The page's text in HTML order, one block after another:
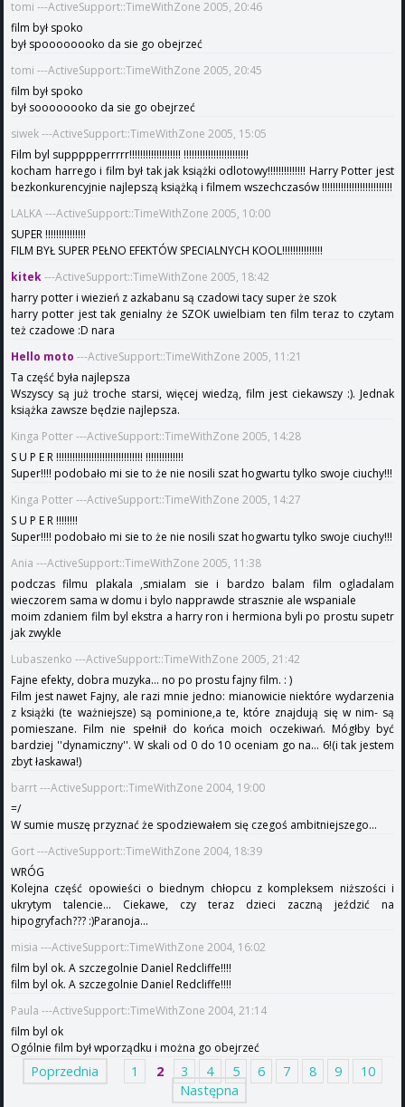
tomi ---ActiveSupport::TimeWithZone 2005, 20:46
film był spoko
był spoooooooko da sie go obejrzeć
tomi ---ActiveSupport::TimeWithZone 2005, 20:45
film był spoko
był soooooooko da sie go obejrzeć
siwek ---ActiveSupport::TimeWithZone 2005, 15:05
Film byl suppppperrrrr!!!!!!!!!!!!!!!!!!! !!!!!!!!!!!!!!!!!!!!!!!!
kocham harrego i film był tak jak książki odlotowy!!!!!!!!!!!!!! Harry Potter jest
bezkonkurencyjnie najlepszą książką i filmem wszechczasów !!!!!!!!!!!!!!!!!!!!!!!!!!
LALKA ---ActiveSupport::TimeWithZone 2005, 10:00
SUPER !!!!!!!!!!!!!!!
FILM BYŁ SUPER PEŁNO EFEKTÓW SPECIALNYCH KOOL!!!!!!!!!!!!!!!
kitek---ActiveSupport::TimeWithZone 2005, 18:42
harry potter i wiezień z azkabanu są czadowi tacy super że szok
harry potter jest tak genialny że SZOK uwielbiam ten film teraz to czytam
też czadowe :D nara
Hello moto ---ActiveSupport::TimeWithZone 2005, 11:21
Ta część była najlepsza
Wszyscy są już troche starsi, więcej wiedzą, film jest ciekawszy :). Jednak
książka zawsze będzie najlepsza.
Kinga Potter ---ActiveSupport::TimeWithZone 2005, 14:28
S U P E R !!!!!!!!!!!!!!!!!!!!!!!!!!!!!!!! !!!!!!!!!!!!!!
Super!!!! podobało mi sie to że nie nosili szat hogwartu tylko swoje ciuchy!!!
Kinga Potter ---ActiveSupport::TimeWithZone 2005, 14:27
S U P E R !!!!!!!!
Super!!!! podobało mi sie to że nie nosili szat hogwartu tylko swoje ciuchy!!!
Ania ---ActiveSupport::TimeWithZone 2005, 11:38
podczas filmu plakala ,smialam sie i bardzo balam film ogladalam
wieczorem sama w domu i bylo napprawde strasznie ale wspaniale
moim zdaniem film byl ekstra a harry ron i hermiona byli po prostu supetr
jak zwykle
Lubaszenko ---ActiveSupport::TimeWithZone 2005, 21:42
Fajne efekty, dobra muzyka... no po prostu fajny film. : )
Film jest nawet Fajny, ale razi mnie jedno: mianowicie niektóre wydarzenia
z książki (te ważniejsze) są pominione,a te, które znajdują się w nim- są
pomieszane. Film nie spełnił do końca moich oczekiwań. Mógłby być
bardziej ''dynamiczny''. W skali od 0 do 10 oceniam go na... 6!(i tak jestem
zbyt łaskawa!)
barrt ---ActiveSupport::TimeWithZone 2004, 19:00
=/
W sumie muszę przyznać że spodziewałem się czegoś ambitniejszego...
Gort ---ActiveSupport::TimeWithZone 2004, 18:39
WRÓG
Kolejna część opowieści o biednym chłopcu z kompleksem niższości i
ukrytym talencie... Ciekawe, czy teraz dzieci zaczną jeździć na
hipogryfach??? :)Paranoja...
misia ---ActiveSupport::TimeWithZone 2004, 16:02
film byl ok. A szczegolnie Daniel Redcliffe!!!!
film byl ok. A szczegolnie Daniel Redcliffe!!!!
Paula ---ActiveSupport::TimeWithZone 2004, 21:14
film byl ok
Ogólnie film był wporządku i można go obejrzeć
Poprzednia 1 2 3 4 5 6 7 8 9
10
Następna